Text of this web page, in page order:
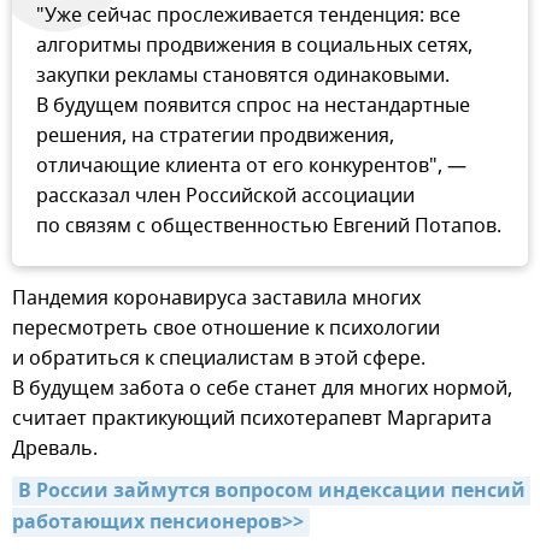
"Уже сейчас прослеживается тенденция: все
алгоритмы продвижения в социальных сетях,
закупки рекламы становятся одинаковыми.
В будущем появится спрос на нестандартные
решения, на стратегии продвижения,
отличающие клиента от его конкурентов", —
рассказал член Российской ассоциации
по связям с общественностью Евгений Потапов.
Пандемия коронавируса заставила многих
пересмотреть свое отношение к психологии
и обратиться к специалистам в этой сфере.
В будущем забота о себе станет для многих нормой,
считает практикующий психотерапевт Маргарита
Древаль.
В России займутся вопросом индексации пенсий
работающих пенсионеров>>